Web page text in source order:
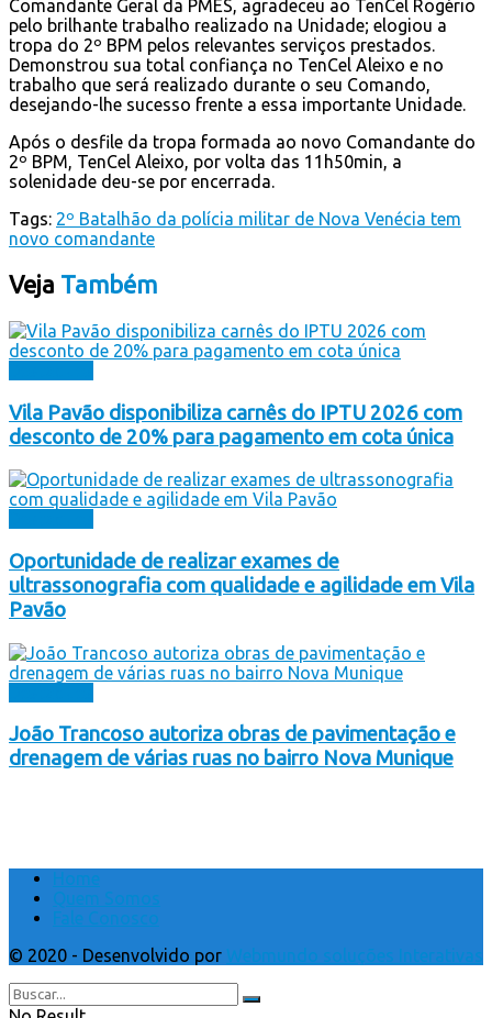
Comandante Geral da PMES, agradeceu ao TenCel Rogério
pelo brilhante trabalho realizado na Unidade; elogiou a
tropa do 2º BPM pelos relevantes serviços prestados.
Demonstrou sua total confiança no TenCel Aleixo e no
trabalho que será realizado durante o seu Comando,
desejando-lhe sucesso frente a essa importante Unidade.
Após o desfile da tropa formada ao novo Comandante do
2º BPM, TenCel Aleixo, por volta das 11h50min, a
solenidade deu-se por encerrada.
Tags: 2º Batalhão da polícia militar de Nova Venécia tem
novo comandante
Veja Também
Vila Pavão disponibiliza carnês do IPTU 2026 com
desconto de 20% para pagamento em cota única
Oportunidade de realizar exames de
ultrassonografia com qualidade e agilidade em Vila
Pavão
João Trancoso autoriza obras de pavimentação e
drenagem de várias ruas no bairro Nova Munique
Home
Quem Somos
Fale Conosco
© 2020 - Desenvolvido por Webmundo soluções Interativas